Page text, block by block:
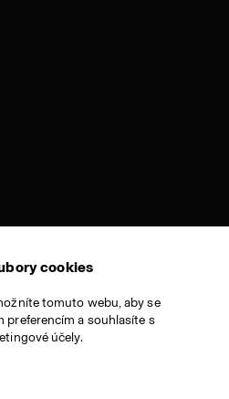
cookies
tomuto webu, aby se
preferencím a souhlasíte s
účely.